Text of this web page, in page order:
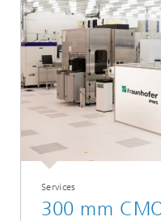
Services
300 mm